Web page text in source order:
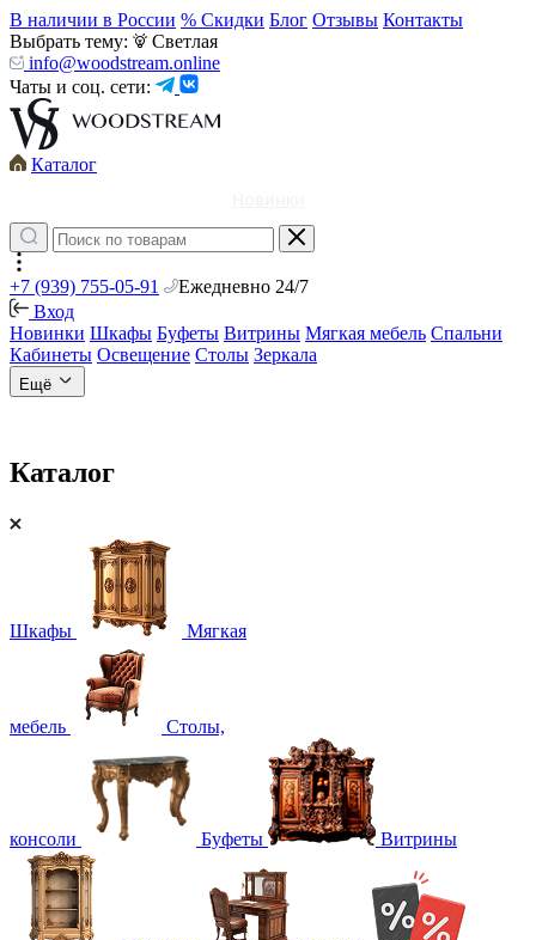
В наличии в России % Скидки Блог Отзывы Контакты
Выбрать тему:
Светлая
info@woodstream.online
Чаты и соц. сети:
Каталог
+7 (939) 755-05-91
Ежедневно 24/7
Вход
Новинки Шкафы Буфеты Витрины Мягкая мебель Спальни
Кабинеты Освещение Столы Зеркала
Ещё
Каталог
Шкафы Мягкая
мебель Столы,
консоли Буфеты Витрины